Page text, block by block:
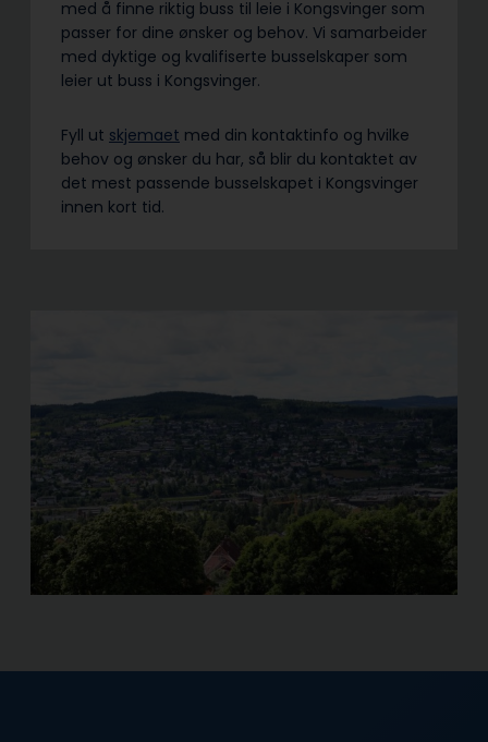
med å finne riktig buss til leie i Kongsvinger som
passer for dine ønsker og behov. Vi samarbeider
med dyktige og kvalifiserte busselskaper som
leier ut buss i Kongsvinger.
Fyll ut skjemaet med din kontaktinfo og hvilke
behov og ønsker du har, så blir du kontaktet av
det mest passende busselskapet i Kongsvinger
innen kort tid.